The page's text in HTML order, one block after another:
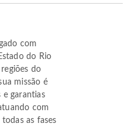
com
do Rio
do
missão é
garantias
com
as fases